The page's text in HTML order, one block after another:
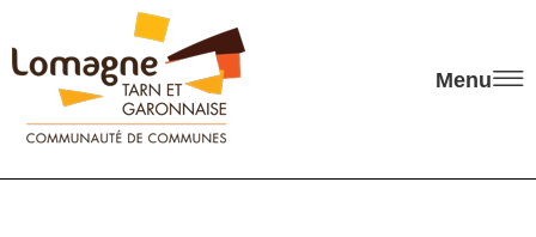
Panneau de gestion des cookies
Menu